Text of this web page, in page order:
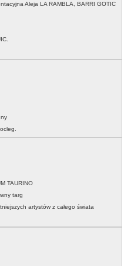
Aleja LA RAMBLA, BARRI GOTIC
TAURINO
targ
artystów z całego świata